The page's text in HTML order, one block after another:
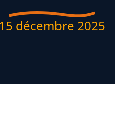
15 décembre 2025